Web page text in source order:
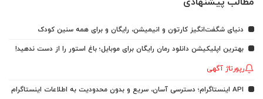
دنیای شگفت‌انگیز کارتون و انیمیشن، رایگان و برای همه سنین کودک
بهترین اپلیکیشن دانلود رمان رایگان برای موبایل؛ باغ استور را از دست ندهید!
رپورتاژ آگهی
API اینستاگرام؛ دسترسی آسان، سریع و بدون محدودیت به اطلاعات اینستاگرام